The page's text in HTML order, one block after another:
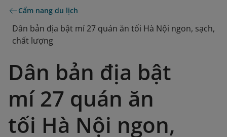
Cẩm nang du lịch
Dân bản địa bật mí 27 quán ăn tối Hà Nội ngon, sạch,
chất lượng
Dân bản địa bật
mí 27 quán ăn
tối Hà Nội ngon,